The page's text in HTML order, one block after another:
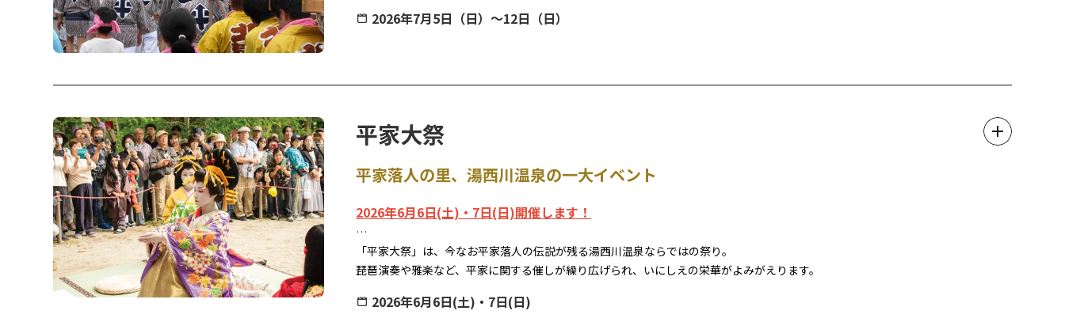
木造でできた神輿が町内をねり歩き、夏の暑さに負けない迫力の雰囲気を体験できます。
2026年7月5日（日）～12日（日）
平家大祭
平家落人の里、湯西川温泉の一大イベント
2026年6月6日(土)・7日(日)開催します！
「平家大祭」は、今なお平家落人の伝説が残る湯西川温泉ならではの祭り。
琵琶演奏や雅楽など、平家に関する催しが繰り広げられ、いにしえの栄華がよみがえります。
【日程】
2026年6月6日(土)・7日(日)